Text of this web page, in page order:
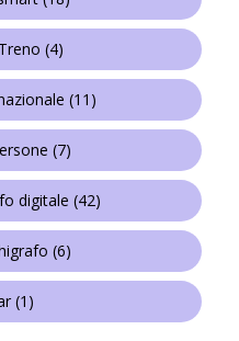
(4)
(11)
(7)
digitale (42)
(6)
(1)